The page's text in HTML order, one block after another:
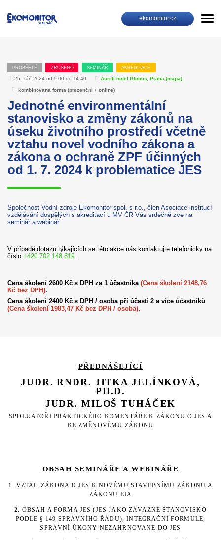
ekomonitor.cz
PROBĚHLÉ ZRUŠENO SEMINÁŘ AKREDITACE
25. září 2024 od 9:00 do 14:40 Aureli hotel Globus, Praha (mapa)
kombinovaná forma (prezenční + online)
Jednotné environmentální
stanovisko a změny zákonů na
úseku životního prostředí včetně
vztahu novel vodního zákona a
zákona o ochraně ZPF účinných
od 1. 7. 2024 k problematice JES
Společnost Vodní zdroje Ekomonitor spol. s r.o., člen Asociace institucí
vzdělávání dospělých s akreditací u MV ČR Vás srdečně zve na
seminář a webinář
V případě dotazů týkajících se této akce nás kontaktujte telefonicky na
číslo +420 702 148 819.
Cena školení 2600 Kč s DPH za 1 účastníka (Cena školení 2148,76
Kč bez DPH).
Cena školení 2400 Kč s DPH / osoba při účasti 2 a více účastníků
(Cena školení 1983,47 Kč bez DPH / osoba).
PŘEDNÁŠEJÍCÍ
JUDR. RNDR. JITKA JELÍNKOVÁ,
PH.D.
JUDR. MILOŠ TUHÁČEK
SPOLUATOŘI PRAKTICKÉHO KOMENTÁŘE K ZÁKONU O JES A
KE ZMĚNOVÉMU ZÁKONU
OBSAH SEMINÁŘE A WEBINÁŘE
1. VZTAH ZÁKONA O JES K NOVÉMU STAVEBNÍMU ZÁKONU A
ZÁKONU EIA
2. OBSAH A FORMA JES (JES JAKO ZÁVAZNÉ STANOVISKO
PODLE § 149 SPRÁVNÍHO ŘÁDU), INTEGRAČNÍ FORMULE,
SPRÁVNÍ ÚKONY NEZAHRNOVANÉ DO JES